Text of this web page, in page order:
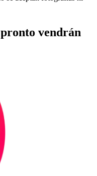
pronto vendrán